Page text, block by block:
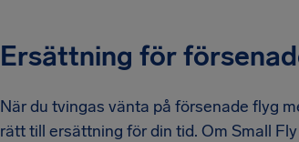
Ersättning för
När du tvingas vänta på försenade flyg
rätt till ersättning för din tid. Om Small